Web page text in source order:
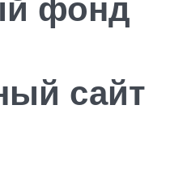
сайт